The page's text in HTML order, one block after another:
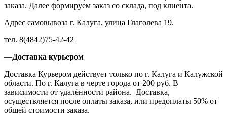
заказа. Далее формируем заказ со склада, под клиента.
Адрес самовывоза г. Калуга, улица Глаголева 19.
тел. 8(4842)75-42-42
—Доставка курьером
Доставка Курьером действует только по г. Калуга и Калужской
области. По г. Калуга в черте города от 200 руб. В
зависимости от удалённости района. Доставка,
осуществляется после оплаты заказа, или предоплаты 50% от
общей стоимости заказа.